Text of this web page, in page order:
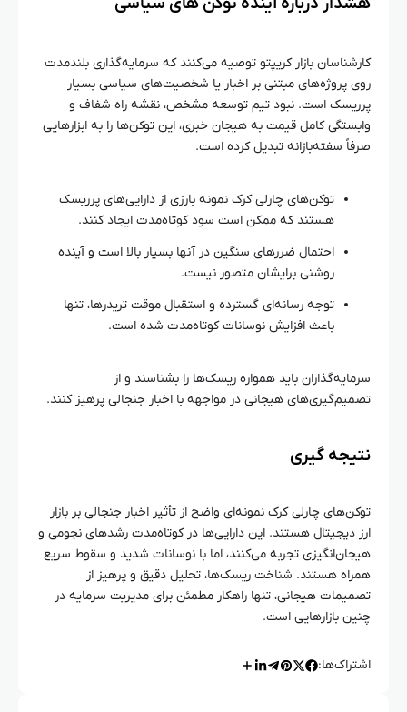
کارشناسان بازار کریپتو توصیه می‌کنند که سرمایه‌گذاری بلندمدت
روی پروژه‌های مبتنی بر اخبار یا شخصیت‌های سیاسی بسیار
پرریسک است. نبود تیم توسعه مشخص، نقشه راه شفاف و
وابستگی کامل قیمت به هیجان خبری، این توکن‌ها را به ابزارهایی
صرفاً سفته‌بازانه تبدیل کرده است.
توکن‌های چارلی کرک نمونه بارزی از دارایی‌های پرریسک
هستند که ممکن است سود کوتاه‌مدت ایجاد کنند.
احتمال ضررهای سنگین در آنها بسیار بالا است و آینده
روشنی برایشان متصور نیست.
توجه رسانه‌ای گسترده و استقبال موقت تریدرها، تنها
باعث افزایش نوسانات کوتاه‌مدت شده است.
سرمایه‌گذاران باید همواره ریسک‌ها را بشناسند و از
تصمیم‌گیری‌های هیجانی در مواجهه با اخبار جنجالی پرهیز کنند.
نتیجه‌ گیری
توکن‌های چارلی کرک نمونه‌ای واضح از تأثیر اخبار جنجالی بر بازار
ارز دیجیتال هستند. این دارایی‌ها در کوتاه‌مدت رشدهای نجومی و
هیجان‌انگیزی تجربه می‌کنند، اما با نوسانات شدید و سقوط سریع
همراه هستند. شناخت ریسک‌ها، تحلیل دقیق و پرهیز از
تصمیمات هیجانی، تنها راهکار مطمئن برای مدیریت سرمایه در
چنین بازارهایی است.
اشتراک‌ها: